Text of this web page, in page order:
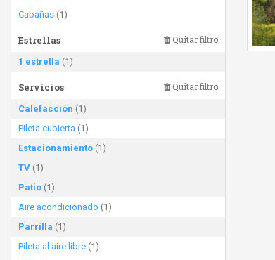
Cabañas (1)
Estrellas Quitar filtro
1 estrella (1)
Servicios Quitar filtro
Calefacción (1)
Pileta cubierta (1)
Estacionamiento (1)
TV (1)
Patio (1)
Aire acondicionado (1)
Parrilla (1)
Pileta al aire libre (1)